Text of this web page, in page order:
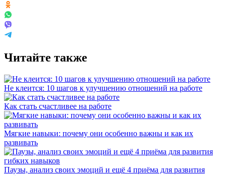
Читайте также
Не клеится: 10 шагов к улучшению отношений на работе
Как стать счастливее на работе
Мягкие навыки: почему они особенно важны и как их
развивать
Паузы, анализ своих эмоций и ещё 4 приёма для развития